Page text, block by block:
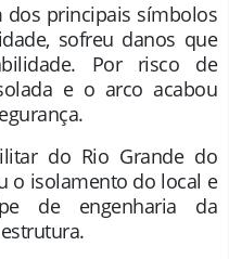
dos principais símbolos
sofreu danos que
Por risco de
e o arco acabou
do Rio Grande do
isolamento do local e
de engenharia da